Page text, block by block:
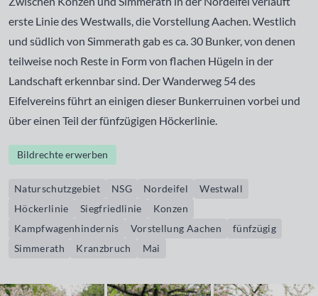
erste Linie des Westwalls, die Vorstellung Aachen. Westlich
und südlich von Simmerath gab es ca. 30 Bunker, von denen
teilweise noch Reste in Form von flachen Hügeln in der
Landschaft erkennbar sind. Der Wanderweg 54 des
Eifelvereins führt an einigen dieser Bunkerruinen vorbei und
über einen Teil der fünfzügigen Höckerlinie.
Bildrechte erwerben
Naturschutzgebiet NSG Nordeifel
Westwall
Höckerlinie
Siegfriedlinie
Konzen
Kampfwagenhindernis
Vorstellung Aachen
fünfzügig
Simmerath
Kranzbruch Mai